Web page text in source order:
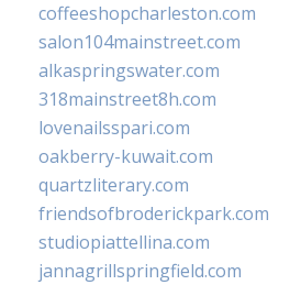
coffeeshopcharleston.com
salon104mainstreet.com
alkaspringswater.com
318mainstreet8h.com
lovenailsspari.com
oakberry-kuwait.com
quartzliterary.com
friendsofbroderickpark.com
studiopiattellina.com
jannagrillspringfield.com